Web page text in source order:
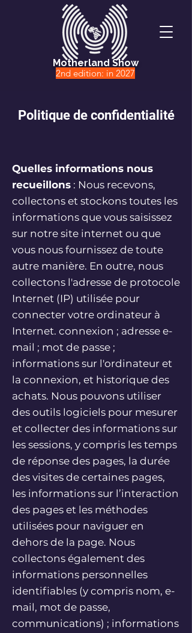
Motherland Show
2nd edition: in 2027
Politique de confidentialité
Quelles informations nous
recueillons : Nous recevons,
collectons et stockons toutes les
informations que vous saisissez
sur notre site internet ou que
vous nous fournissez de toute
autre manière. En outre, nous
collectons l'adresse de protocole
Internet (IP) utilisée pour
connecter votre ordinateur à
Internet. connexion ; adresse e-
mail ; mot de passe ;
informations sur l'ordinateur et
la connexion, et historique des
achats. Nous pouvons utiliser
des outils logiciels pour mesurer
et collecter des informations sur
les sessions, y compris les temps
de réponse des pages, la durée
des visites de certaines pages,
les informations sur l’interaction
des pages et les méthodes
utilisées pour naviguer en
dehors de la page. Nous
collectons également des
informations personnelles
identifiables (y compris nom, e-
mail, mot de passe,
communications) ; informations